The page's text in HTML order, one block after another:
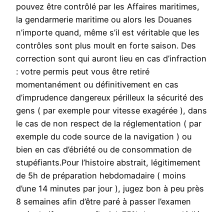
pouvez être contrôlé par les Affaires maritimes,
la gendarmerie maritime ou alors les Douanes
n’importe quand, même s’il est véritable que les
contrôles sont plus moult en forte saison. Des
correction sont qui auront lieu en cas d’infraction
: votre permis peut vous être retiré
momentanément ou définitivement en cas
d’imprudence dangereux périlleux la sécurité des
gens ( par exemple pour vitesse exagérée ), dans
le cas de non respect de la réglementation ( par
exemple du code source de la navigation ) ou
bien en cas d’ébriété ou de consommation de
stupéfiants.Pour l’histoire abstrait, légitimement
de 5h de préparation hebdomadaire ( moins
d’une 14 minutes par jour ), jugez bon à peu près
8 semaines afin d’être paré à passer l’examen